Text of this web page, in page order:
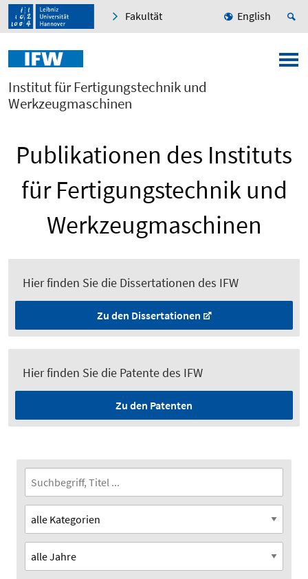
Fakultät English
Institut für Fertigungstechnik und
Werkzeugmaschinen
Publikationen des Instituts
für Fertigungstechnik und
Werkzeugmaschinen
Hier finden Sie die Dissertationen des IFW
Zu den Dissertationen
Hier finden Sie die Patente des IFW
Zu den Patenten